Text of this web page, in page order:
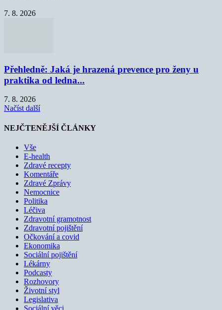
7. 8. 2026
Přehledně: Jaká je hrazená prevence pro ženy u
praktika od ledna...
7. 8. 2026
Načíst další
NEJČTENĚJŠÍ ČLÁNKY
Vše
E-health
Zdravé recepty
Komentáře
Zdravé Zprávy
Nemocnice
Politika
Léčiva
Zdravotní gramotnost
Zdravotní pojištění
Očkování a covid
Ekonomika
Sociální pojištění
Lékárny
Podcasty
Rozhovory
Životní styl
Legislativa
Sociální věci